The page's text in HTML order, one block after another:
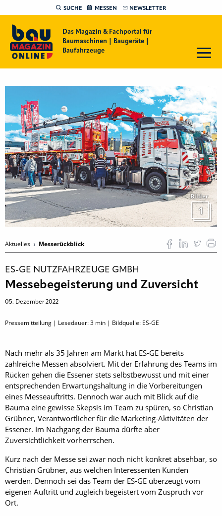
SUCHE MESSEN NEWSLETTER
Das Magazin & Fachportal für
Baumaschinen | Baugeräte |
Baufahrzeuge
Bilder
1
Aktuelles Messerückblick
ES-GE NUTZFAHRZEUGE GMBH
Messebegeisterung und Zuversicht
05. Dezember 2022
Pressemitteilung | Lesedauer:3 min | Bildquelle: ES-GE
Nach mehr als 35 Jahren am Markt hat ES-GE bereits
zahlreiche Messen absolviert. Mit der Erfahrung des Teams im
Rücken gehen die Essener stets selbstbewusst und mit einer
entsprechenden Erwartungshaltung in die Vorbereitungen
eines Messe­auftritts. Dennoch war auch mit Blick auf die
Bauma eine gewisse Skepsis im Team zu spüren, so Christian
Grübner, Verantwortlicher für die Marketing-Aktivitäten der
Essener. Im Nachgang der Bauma dürfte aber
Zuversichtlichkeit vorherrschen.
Kurz nach der Messe sei zwar noch nicht konkret absehbar, so
Christian Grübner, aus welchen Interessenten Kunden
werden. Dennoch sei das Team der ES-GE überzeugt vom
eigenen Auftritt und zugleich begeistert vom Zuspruch vor
Ort.